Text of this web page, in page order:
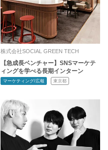
株式会社SOCIAL GREEN TECH
【急成長ベンチャー】SNSマーケテ
ィングを学べる長期インターン
マーケティング/広報 東京都